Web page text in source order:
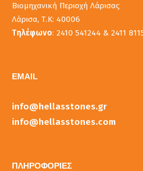
Βιομηχανική Περιοχή Λάρισας
Λάρισα, Τ.Κ: 40006
Τηλέφωνο: 2410 541244 & 2411
EMAIL
info@hellasstones.gr
info@hellasstones.com
ΠΛΗΡΟΦΟΡΙΕΣ